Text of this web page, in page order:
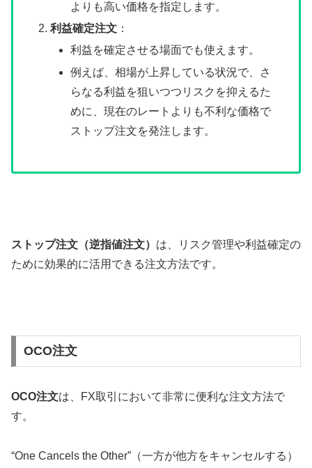
よりも高い価格を指定します。
利益確定注文 ：
利益を確定させる場面でも使えます。
例えば、相場が上昇している状況で、さ
らなる利益を狙いつつリスクを抑えるた
めに、現在のレートよりも不利な価格で
ストップ注文を発注します。
ストップ注文（逆指値注文） は、リスク管理や利益確定の
ために効果的に活用できる注文方法です。
OCO注文
OCO注文は、FX取引において非常に便利な注文方法で
す。
“One Cancels the Other”（一方が他方をキャンセルする）